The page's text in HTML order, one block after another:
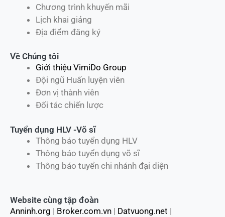
Chương trình khuyến mãi
Lịch khai giảng
Địa điểm đăng ký
Về Chúng tôi
Giới thiệu VimiDo Group
Đội ngũ Huấn luyện viên
Đơn vị thành viên
Đối tác chiến lược
Tuyển dụng HLV -Võ sĩ
Thông báo tuyển dụng HLV
Thông báo tuyển dụng võ sĩ
Thông báo tuyển chi nhánh đại diện
Website cùng tập đoàn
Anninh.org | Broker.com.vn | Datvuong.net |